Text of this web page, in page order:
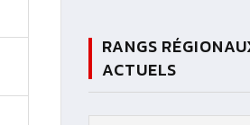
RANGS
ACTUELS